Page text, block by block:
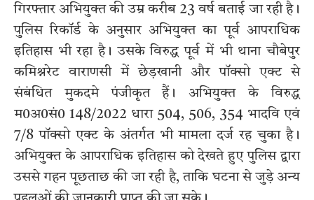
गिरफ्तार अभियुक्त की उम्र करीब 23 वर्ष बताई जा रही है।
पुलिस रिकॉर्ड के अनुसार अभियुक्त का पूर्व आपराधिक
इतिहास भी रहा है। उसके विरुद्ध पूर्व में भी थाना चौबेपुर
कमिश्नरेट वाराणसी में छेड़खानी और पॉक्सो एक्ट से
संबंधित मुकदमे पंजीकृत हैं। अभियुक्त के विरुद्ध
म0अ0सं0 148/2022 धारा 504, 506, 354 भादवि एवं
7/8 पॉक्सो एक्ट के अंतर्गत भी मामला दर्ज रह चुका है।
अभियुक्त के आपराधिक इतिहास को देखते हुए पुलिस द्वारा
उससे गहन पूछताछ की जा रही है, ताकि घटना से जुड़े अन्य